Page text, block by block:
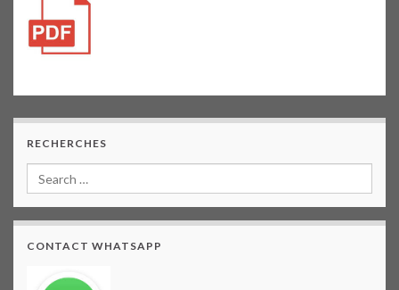
RECHERCHES
CONTACT WHATSAPP